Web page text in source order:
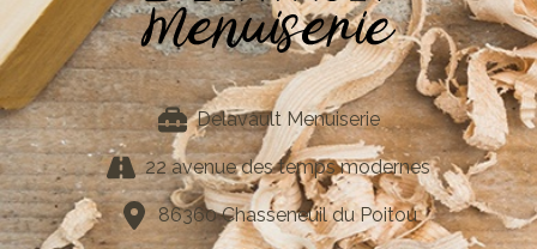
Delavault Menuiserie
22 avenue des temps modernes
86360 Chasseneuil du Poitou